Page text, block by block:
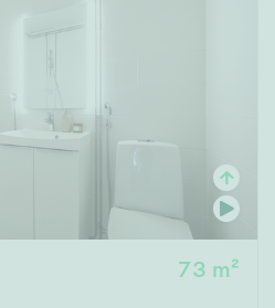
73 m²